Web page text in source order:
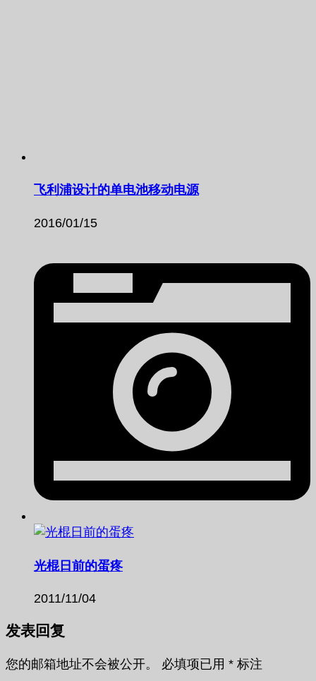
飞利浦设计的单电池移动电源
2016/01/15
光棍日前的蛋疼
2011/11/04
发表回复
您的邮箱地址不会被公开。 必填项已用 * 标注